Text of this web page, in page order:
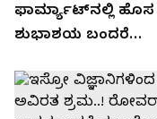
ಫಾರ್ಮ್ಯಾಟ್‌ನಲ್ಲಿ
ಶುಭಾಶಯ ಬಂದರೆ